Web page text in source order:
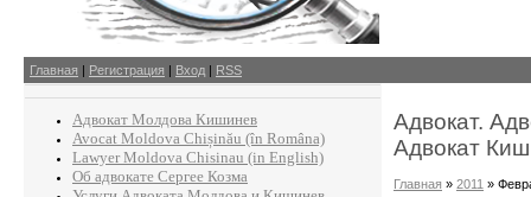
Главная | Регистрация | Вход | RSS
Адвокат Молдова Кишинев
Avocat Moldova Chișinău (în Româna)
Lawyer Moldova Chisinau (in English)
Об адвокате Сергее Козма
Адвокат.
Адвокат
Главная » 2011 »